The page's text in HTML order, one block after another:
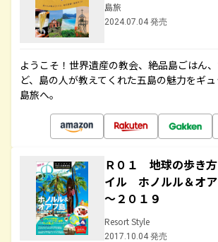
島旅
2024.07.04 発売
ようこそ！世界遺産の教会、絶品島ごはん
ど、島の人が教えてくれた五島の魅力をギュ
島旅へ。
Ｒ０１ 地球の歩き
イル ホノルル＆オ
～２０１９
Resort Style
2017.10.04 発売